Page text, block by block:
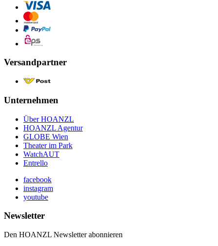
Versandpartner
Unternehmen
Über HOANZL
HOANZL Agentur
GLOBE Wien
Theater im Park
WatchAUT
Entrello
facebook
instagram
youtube
Newsletter
Den HOANZL Newsletter abonnieren